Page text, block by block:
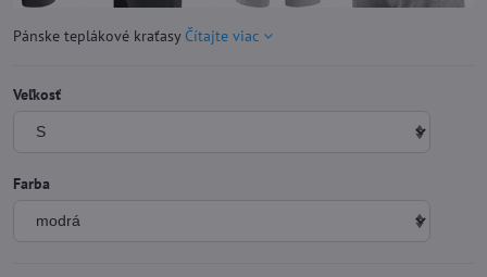
Pánske teplákové kraťasy Čítajte viac
Veľkosť
Farba